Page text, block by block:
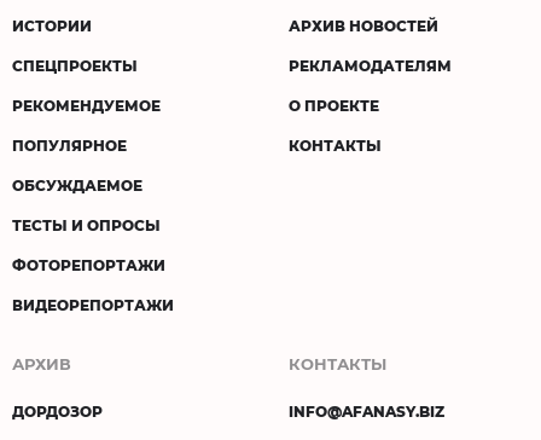
ИСТОРИИ
СПЕЦПРОЕКТЫ
РЕКОМЕНДУЕМОЕ
ПОПУЛЯРНОЕ
ОБСУЖДАЕМОЕ
ТЕСТЫ И ОПРОСЫ
ФОТОРЕПОРТАЖИ
ВИДЕОРЕПОРТАЖИ
АРХИВ НОВОСТЕЙ
РЕКЛАМОДАТЕЛЯМ
О ПРОЕКТЕ
КОНТАКТЫ
АРХИВ
ДОРДОЗОР
КОНТАКТЫ
INFO@AFANASY.BIZ